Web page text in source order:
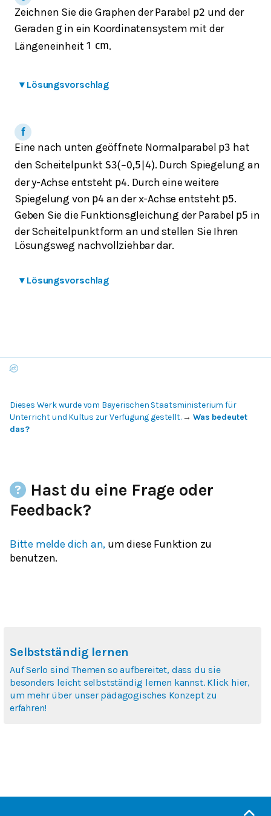
Zeichnen Sie die Graphen der Parabel p2 und der
Geraden g in ein Koordinatensystem mit der
Längeneinheit 1 cm.
▾ Lösungsvorschlag
Eine nach unten geöffnete Normalparabel p3 hat
den Scheitelpunkt S3(−0,5 4). Durch Spiegelung an
der y-Achse entsteht p4. Durch eine weitere
Spiegelung von p4 an der x-Achse entsteht p5.
Geben Sie die Funktionsgleichung der Parabel p5 in
der Scheitelpunktform an und stellen Sie Ihren
Lösungsweg nachvollziehbar dar.
▾ Lösungsvorschlag
Dieses Werk wurde vom Bayerischen Staatsministerium für
Unterricht und Kultus zur Verfügung gestellt.→ Was bedeutet
das?
Hast du eine Frage oder
Feedback?
Bitte melde dich an, um diese Funktion zu
benutzen.
Selbstständig lernen
Auf Serlo sind Themen so aufbereitet, dass du sie
besonders leicht selbstständig lernen kannst. Klick hier,
um mehr über unser pädagogisches Konzept zu
erfahren!